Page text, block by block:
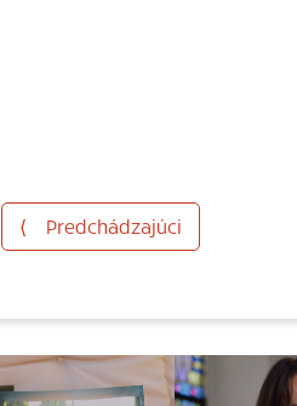
⟨ Predchádzajúci